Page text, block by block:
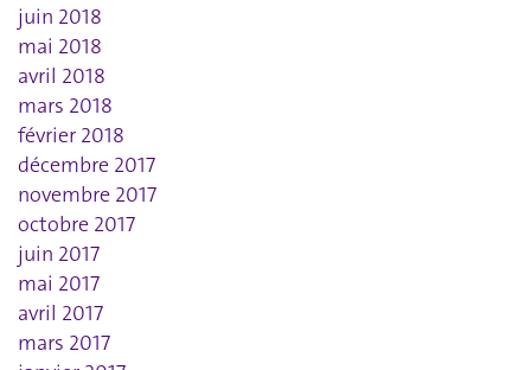
juin 2018
mai 2018
avril 2018
mars 2018
février 2018
décembre 2017
novembre 2017
octobre 2017
juin 2017
mai 2017
avril 2017
mars 2017